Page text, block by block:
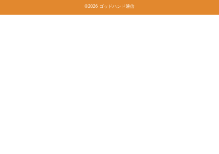
©2026 ゴッドハンド通信